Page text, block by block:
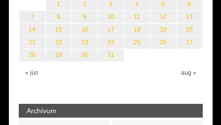
« jún aug »
1 2 3 4 5
6
7
8 9 10 11 12
13
14
15 16 17 18 19
20
21
22 23 24 25 26
27
28
29 30 31
Archívum